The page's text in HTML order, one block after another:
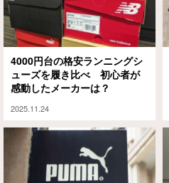
4000円台の格安ランニングシ
ューズを履き比べ 初心者が
感動したメーカーは？
2025.11.24